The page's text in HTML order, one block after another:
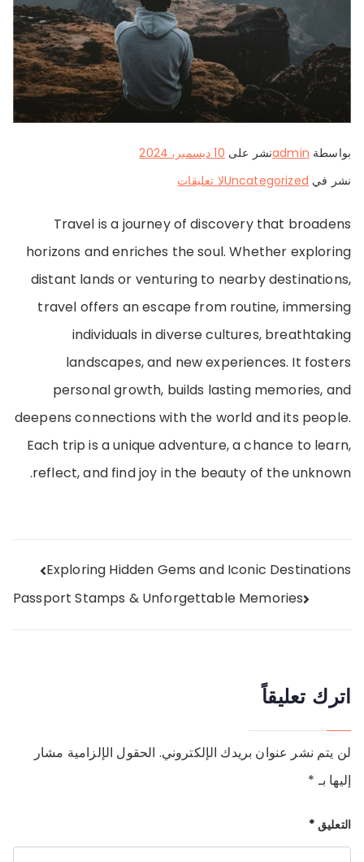
بواسطة adminنشر على 10 ديسمبر، 2024
نشر في Uncategorizedلا تعليقاتعلى
the
Stories
Photos
Travel is a journey of discovery that broadens
horizons and enriches the soul. Whether exploring
distant lands or venturing to nearby destinations,
travel offers an escape from routine, immersing
individuals in diverse cultures, breathtaking
landscapes, and new experiences. It fosters
personal growth, builds lasting memories, and
deepens connections with the world and its people.
Each trip is a unique adventure, a chance to learn,
reflect, and find joy in the beauty of the unknown.
تصفّح
المقالات
Exploring Hidden Gems and Iconic Destinations
Passport Stamps & Unforgettable Memories
اترك تعليقاً
لن يتم نشر عنوان بريدك الإلكتروني. الحقول الإلزامية مشار
إليها بـ *
التعليق*